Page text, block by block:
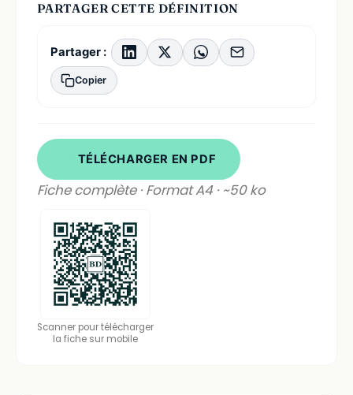
PARTAGER CETTE DÉFINITION
Partager :
Copier
TÉLÉCHARGER EN PDF
Fiche complète · Format A4 · ~50 ko
Scanner pour télécharger
la fiche sur mobile